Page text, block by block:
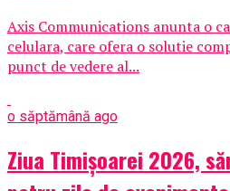
Axis Communications anunta o
celulara, care ofera o solutie
punct de vedere al...
o săptămână ago
Ziua Timișoarei 2026,